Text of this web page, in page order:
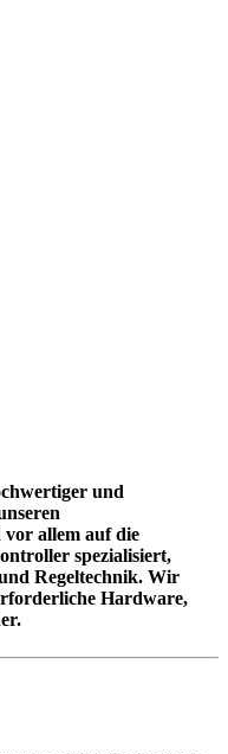
und
allem auf die
spezialisiert,
Regeltechnik. Wir
Hardware,